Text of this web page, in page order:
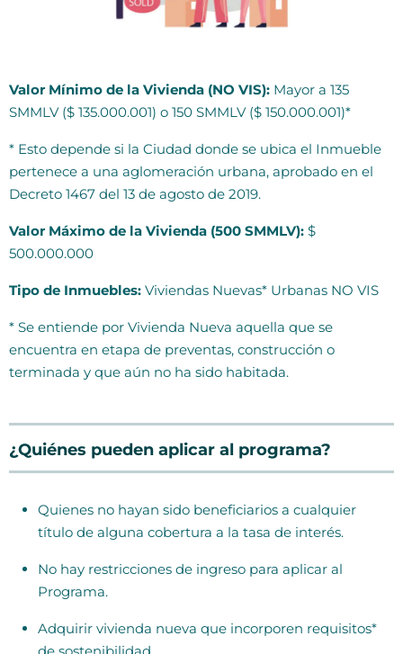
Valor Mínimo de la Vivienda (NO VIS): Mayor a 135
SMMLV ($ 135.000.001) o 150 SMMLV ($ 150.000.001)*
* Esto depende si la Ciudad donde se ubica el Inmueble
pertenece a una aglomeración urbana, aprobado en el
Decreto 1467 del 13 de agosto de 2019.
Valor Máximo de la Vivienda (500 SMMLV): $
500.000.000
Tipo de Inmuebles: Viviendas Nuevas* Urbanas NO VIS
* Se entiende por Vivienda Nueva aquella que se
encuentra en etapa de preventas, construcción o
terminada y que aún no ha sido habitada.
¿Quiénes pueden aplicar al programa?
Quienes no hayan sido beneficiarios a cualquier
título de alguna cobertura a la tasa de interés.
No hay restricciones de ingreso para aplicar al
Programa.
Adquirir vivienda nueva que incorporen requisitos*